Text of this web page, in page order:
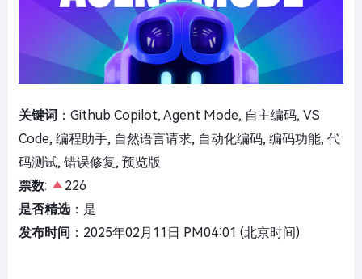
关键词 ：Github Copilot, Agent Mode, 自主编码, VS
Code, 编程助手, 自然语言请求, 自动化编码, 编码功能, 代
码测试, 错误修复, 预览版
票数:
226
是否精选：是
发布时间 ：2025年02月11日 PM04:01 (北京时间)